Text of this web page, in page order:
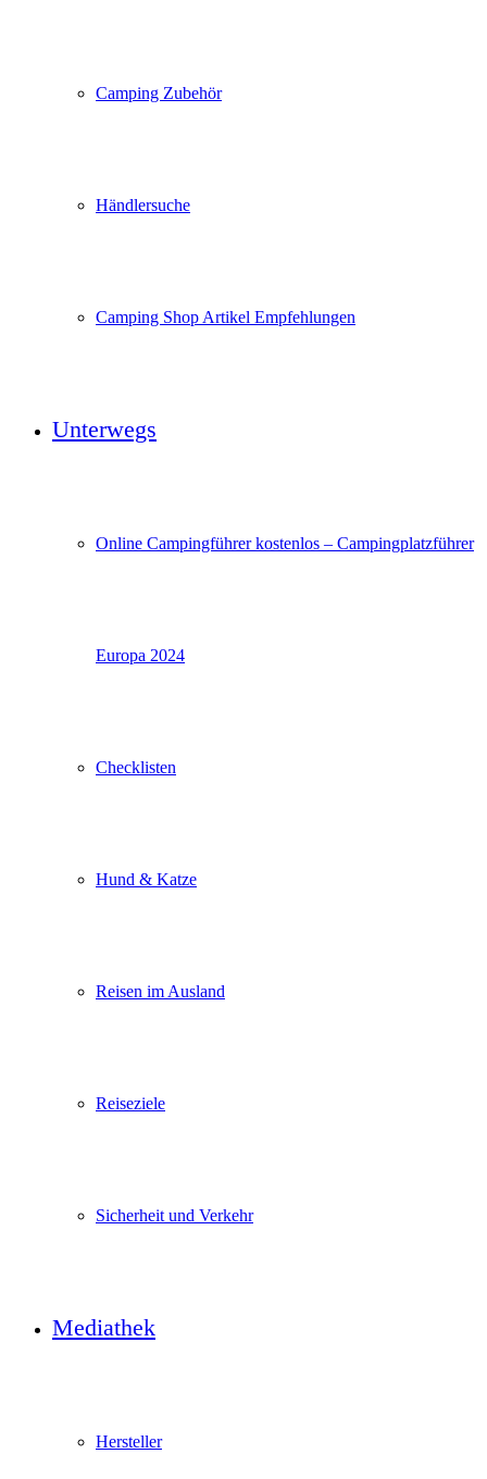
Camping Zubehör
Händlersuche
Camping Shop Artikel Empfehlungen
Unterwegs
Online Campingführer kostenlos – Campingplatzführer
Europa 2024
Checklisten
Hund & Katze
Reisen im Ausland
Reiseziele
Sicherheit und Verkehr
Mediathek
Hersteller